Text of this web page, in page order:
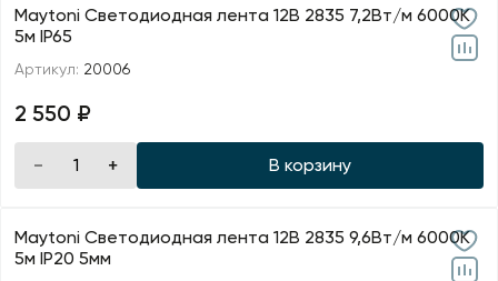
Maytoni Светодиодная лента 12В 2835 7,2Вт/м 6000K
5м IP65
Артикул: 20006
2 550 ₽
В корзину
Maytoni Светодиодная лента 12В 2835 9,6Вт/м 6000K
5м IP20 5мм